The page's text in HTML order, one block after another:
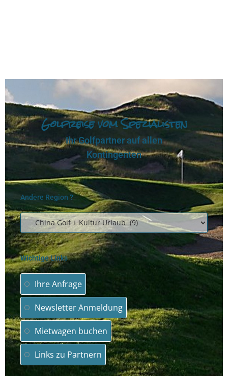
Golfreise vom Spezialisten
Ihr Golfpartner auf allen
Kontingenten
Andere Region ?
Wichtige Links
Ihre Anfrage
Newsletter Anmeldung
Mietwagen buchen
Links zu Partnern